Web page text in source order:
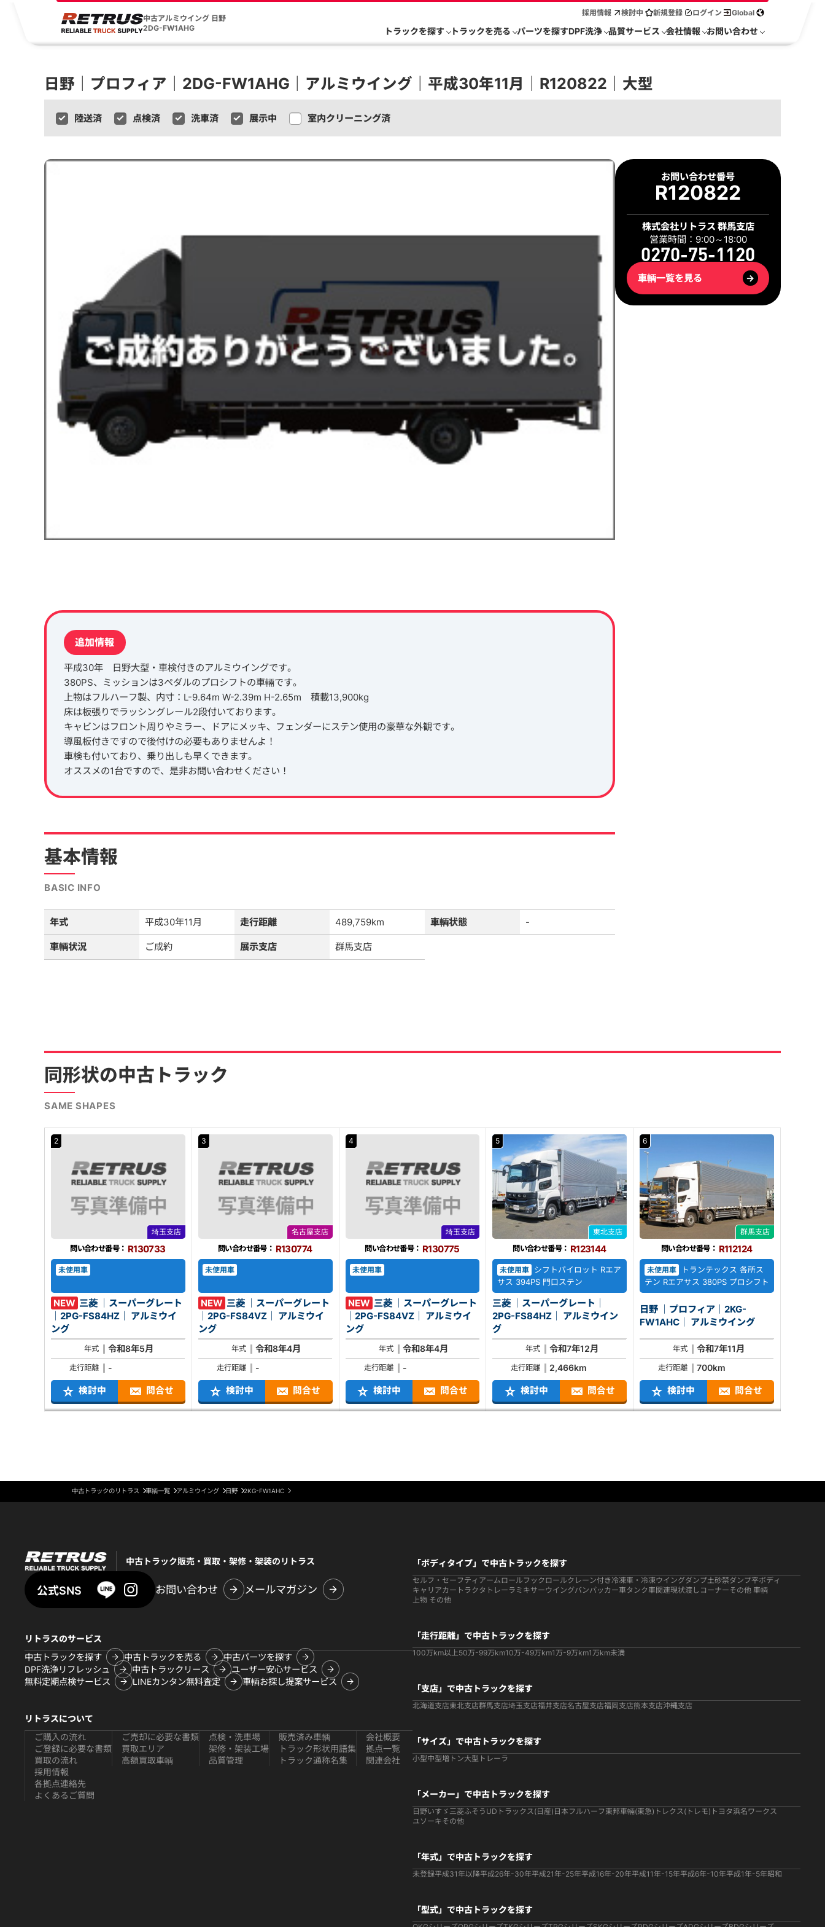
中古アルミウイング 日野
2DG-FW1AHG
採用情報 検討中 新規登録 ログイン Global
トラックを探す トラックを売る パーツを探すDPF洗浄 品質サービス 会社情報 お問い合わせ
日野｜プロフィア｜2DG-FW1AHG｜アルミウイング｜平成30年11月｜R120822｜大型
陸送済 点検済 洗車済 展示中 室内クリーニング済
お問い合わせ番号
R120822
株式会社リトラス 群馬支店
営業時間：9:00～18:00
0270-75-1120
車輌一覧を見る →
追加情報
平成30年 日野大型・車検付きのアルミウイングです。
380PS、ミッションは3ペダルのプロシフトの車輛です。
上物はフルハーフ製、内寸：L-9.64m W-2.39m H-2.65m 積載13,900kg
床は板張りでラッシングレール2段付いております。
キャビンはフロント周りやミラー、ドアにメッキ、フェンダーにステン使用の豪華な外観です。
導風板付きですので後付けの必要もありませんよ！
車検も付いており、乗り出しも早くできます。
オススメの1台ですので、是非お問い合わせください！
基本情報
BASIC INFO
年式 平成30年11月 走行距離 489,759km 車輌状態 -
車輌状況 ご成約 展示支店 群馬支店
同形状の中古トラック
SAME SHAPES
2
埼玉支店
問い合わせ番号： R130733
未使用車
NEW 三菱 ｜スーパーグレート
｜2PG-FS84HZ｜ アルミウイ
ング
年式 令和8年5月
走行距離 -
検討中 問合せ
3
名古屋支店
問い合わせ番号： R130774
未使用車
NEW 三菱 ｜スーパーグレート
｜2PG-FS84VZ｜ アルミウイ
ング
年式 令和8年4月
走行距離 -
検討中 問合せ
4
埼玉支店
問い合わせ番号： R130775
未使用車
NEW 三菱 ｜スーパーグレート
｜2PG-FS84VZ｜ アルミウイ
ング
年式 令和8年4月
走行距離 -
検討中 問合せ
5
東北支店
問い合わせ番号： R123144
未使用車
シフトパイロット Rエア
サス 394PS 門口ステン
三菱 ｜スーパーグレート｜
2PG-FS84HZ｜ アルミウイン
グ
年式 令和7年12月
走行距離 2,466km
検討中 問合せ
6
群馬支店
問い合わせ番号： R112124
未使用車
トランテックス 各所ス
テン Rエアサス 380PS プロシフト
日野 ｜プロフィア｜2KG-
FW1AHC｜ アルミウイング
年式 令和7年11月
走行距離 700km
検討中 問合せ
中古トラックのリトラス 車輌一覧 アルミウイング 日野 2KG-FW1AHC
中古トラック販売・買取・架修・架装のリトラス
公式SNS お問い合わせ メールマガジン
リトラスのサービス
中古トラックを探す
中古トラックを売る
中古パーツを探す
DPF洗浄リフレッシュ
中古トラックリース
ユーザー安心サービス
無料定期点検サービス
LINEカンタン無料査定 車輌お探し提案サービス
リトラスについて
ご購入の流れ
ご登録に必要な書類
買取の流れ
ご売却に必要な書類
買取エリア
高額買取車輌
点検・洗車場
架修・架装工場
品質管理
販売済み車輌
トラック形状用語集
トラック通称名集
会社概要
拠点一覧
関連会社
採用情報
各拠点連絡先
よくあるご質問
「ボディタイプ」で中古トラックを探す
セルフ・セーフティ アームロールフックロールクレーン付き 冷凍車・冷凍ウイングダンプ土砂禁ダンプ平ボディ
キャリアカー トラクタ トレーラ ミキサーウイングバンパッカー車タンク車関連現状渡しコーナーその他 車輌
上物 その他
「走行距離」で中古トラックを探す
100万km以上50万-99万km10万-49万km1万-9万km1万km未満
「支店」で中古トラックを探す
北海道支店東北支店群馬支店埼玉支店福井支店名古屋支店福岡支店熊本支店沖縄支店
「サイズ」で中古トラックを探す
小型中型増トン大型 トレーラ
「メーカー」で中古トラックを探す
日野いすゞ 三菱ふそう UDトラックス(日産) 日本フルハーフ 東邦車輛(東急) トレクス(トレモ) トヨタ浜名ワークス
ユソーキその他
「年式」で中古トラックを探す
未登録平成31年以降平成26年-30年平成21年-25年平成16年-20年平成11年-15年平成6年-10年平成1年-5年昭和
「型式」で中古トラックを探す